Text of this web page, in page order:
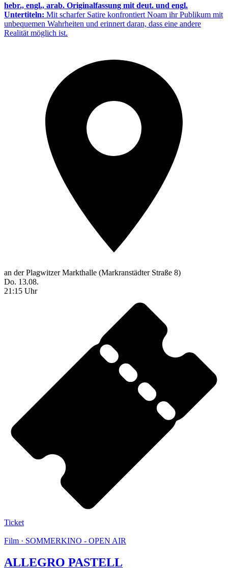
hebr., engl., arab. Originalfassung mit deut. und engl.
Untertiteln: Mit scharfer Satire konfrontiert Noam ihr Publikum mit
unbequemen Wahrheiten und erinnert daran, dass eine andere
Realität möglich ist.
an der Plagwitzer Markthalle (Markranstädter Straße 8)
Do. 13.08.
21:15 Uhr
Ticket
Film · SOMMERKINO - OPEN AIR
ALLEGRO PASTELL